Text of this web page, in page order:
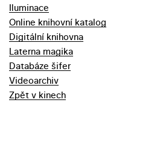
Iluminace
Online knihovní katalog
Digitální knihovna
Laterna magika
Databáze šifer
Videoarchiv
Zpět v kinech